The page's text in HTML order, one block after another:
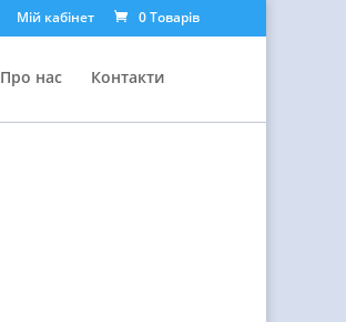
Мій кабінет 0 Товарів
Про нас Контакти